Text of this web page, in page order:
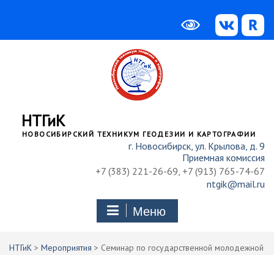
НТГиК
НОВОСИБИРСКИЙ ТЕХНИКУМ ГЕОДЕЗИИ И КАРТОГРАФИИ
г. Новосибирск, ул. Крылова, д. 9
Приемная комиссия
+7 (383) 221-26-69, +7 (913) 765-74-67
ntgik@mail.ru
Меню
НТГиК > Мероприятия > Семинар по государственной молодежной